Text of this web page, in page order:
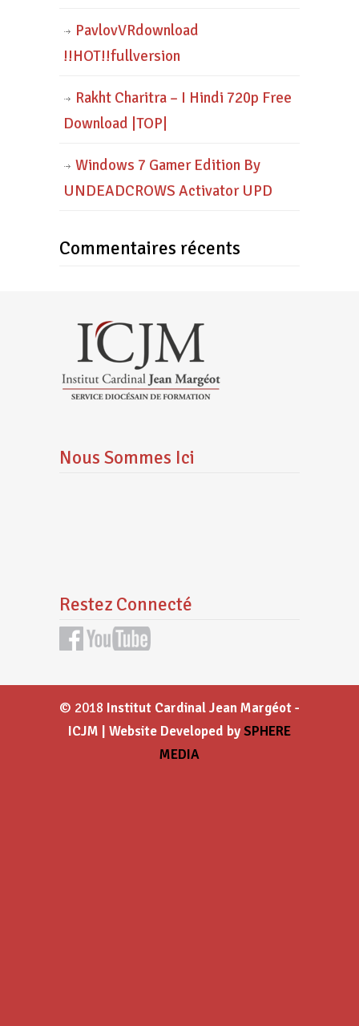
PavlovVRdownload
!!HOT!!fullversion
Rakht Charitra – I Hindi 720p Free
Download |TOP|
Windows 7 Gamer Edition By
UNDEADCROWS Activator UPD
Commentaires récents
Nous Sommes Ici
Restez Connecté
© 2018 Institut Cardinal Jean Margéot -
ICJM | Website Developed bySPHERE
MEDIA